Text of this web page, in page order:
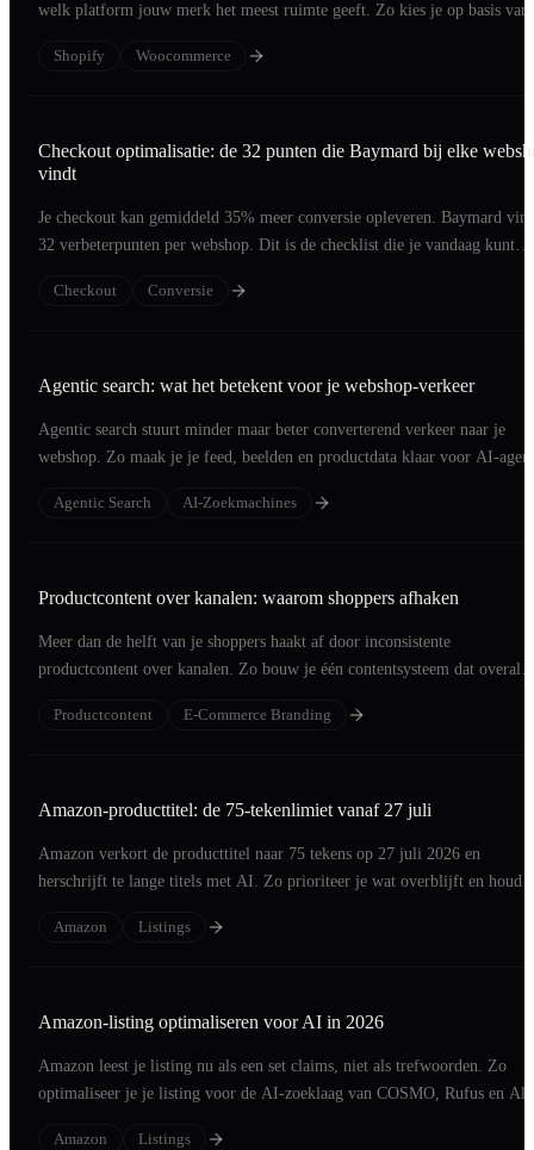
welk platform jouw merk het meest ruimte geeft. Zo kies je op basis van
Shopify
Woocommerce
Checkout optimalisatie: de 32 punten die Baymard bij elke
vindt
Je checkout kan gemiddeld 35% meer conversie opleveren. Baymard
32 verbeterpunten per webshop. Dit is de checklist die je vandaag kunt
Checkout
Conversie
Agentic search: wat het betekent voor je webshop-verkeer
Agentic search stuurt minder maar beter converterend verkeer naar je
webshop. Zo maak je je feed, beelden en productdata klaar voor AI-
Agentic Search AI-Zoekmachines
Productcontent over kanalen: waarom shoppers afhaken
Meer dan de helft van je shoppers haakt af door inconsistente
productcontent over kanalen. Zo bouw je één contentsysteem dat overal
Productcontent
E-Commerce Branding
Amazon-producttitel: de 75-tekenlimiet vanaf 27 juli
Amazon verkort de producttitel naar 75 tekens op 27 juli 2026 en
herschrijft te lange titels met AI. Zo prioriteer je wat overblijft en houd
Amazon
Listings
Amazon-listing optimaliseren voor AI in 2026
Amazon leest je listing nu als een set claims, niet als trefwoorden. Zo
optimaliseer je je listing voor de AI-zoeklaag van COSMO, Rufus en
Amazon Listings